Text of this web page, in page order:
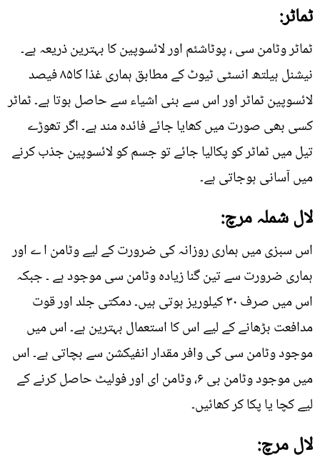
ٹماٹر:
ٹماٹر وٹامن سی ، پوٹاشئم اور لائسوپین کا بہترین ذریعہ ہے۔
نیشنل ہیلتھ انسٹی ٹیوٹ کے مطابق ہماری غذا کا۸۵ فیصد
لائسوپین ٹماٹر اور اس سے بنی اشیاء سے حاصل ہوتا ہے۔ ٹماٹر
کسی بھی صورت میں کھایا جائے فائدہ مند ہے۔ اگر تھوڑے
تیل میں ٹماٹر کو پکالیا جائے تو جسم کو لائسوپین جذب کرنے
میں آسانی ہوجاتی ہے۔
لال شملہ مرچ:
اس سبزی میں ہماری روزانہ کی ضرورت کے لیے وٹامن ا ے اور
ہماری ضرورت سے تین گنا زیادہ وٹامن سی موجود ہے ۔ جبکہ
اس میں صرف ۳۰ کیلوریز ہوتی ہیں۔ دمکتی جلد اور قوت
مدافعت بڑھانے کے لیے اس کا استعمال بہترین ہے۔ اس میں
موجود وٹامن سی کی وافر مقدار انفیکشن سے بچاتی ہے۔ اس
میں موجود وٹامن بی ۶، وٹامن ای اور فولیٹ حاصل کرنے کے
لیے کچا یا پکا کر کھائیں۔
لال مرچ: